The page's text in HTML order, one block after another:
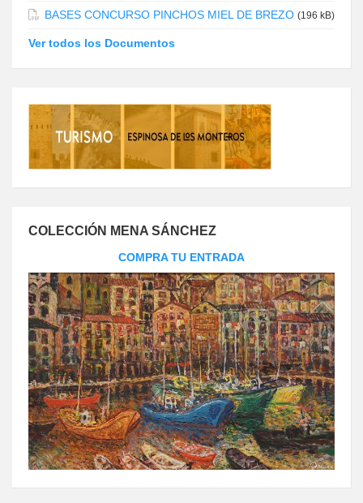
BASES CONCURSO PINCHOS MIEL DE BREZO (196 kB)
Ver todos los Documentos
COLECCIÓN MENA SÁNCHEZ
COMPRA TU ENTRADA